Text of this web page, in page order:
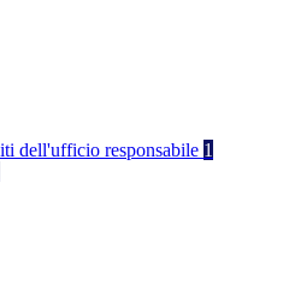
dell'ufficio responsabile 1